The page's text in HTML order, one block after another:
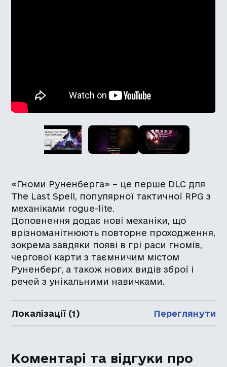
«Гноми Руненберга» – це перше DLC для
The Last Spell, популярної тактичної RPG з
механіками rogue-lite.
Доповнення додає нові механіки, що
врізноманітнюють повторне проходження,
зокрема завдяки появі в грі раси гномів,
чергової карти з таємничим містом
Руненберг, а також нових видів зброї і
речей з унікальними навичками.
Локалізації (1) Переглянути
Коментарі та відгуки про